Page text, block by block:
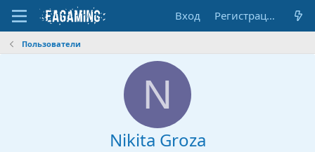
Вход Регистрация
Пользователи
N
Nikita Groza